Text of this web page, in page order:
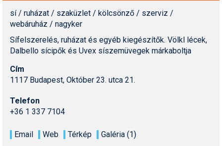
sí / ruházat / szaküzlet / kölcsönző / szerviz /
webáruház / nagyker
Sífelszerelés, ruházat és egyéb kiegészítők. Völkl lécek,
Dalbello sícipők és Uvex síszemüvegek márkaboltja
Cím
1117 Budapest, Október 23. utca 21.
Telefon
+36 1 337 7104
Email Web Térkép Galéria (1)